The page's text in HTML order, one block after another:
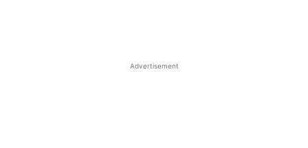
Advertisement